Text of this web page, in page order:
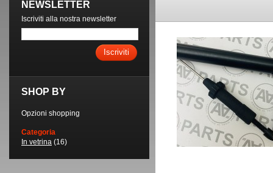
NEWSLETTER
Iscriviti alla nostra newsletter
Iscriviti
SHOP BY
Opzioni shopping
Categoria
In vetrina (16)